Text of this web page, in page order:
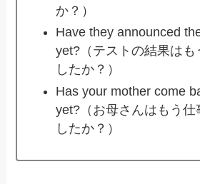
か？）
Have they announced
yet?（テストの結果はも
したか？）
Has your mother come
yet?（お母さんはもう仕
したか？）